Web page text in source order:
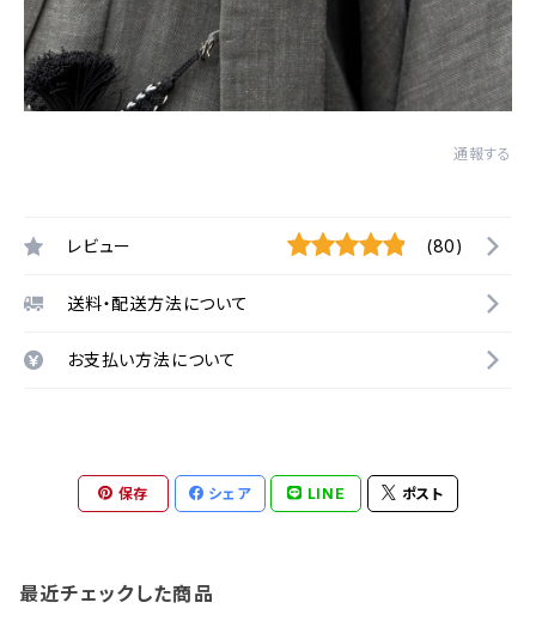
通報する
レビュー (80)
送料・配送方法について
お支払い方法について
保存 シェア LINE ポスト
最近チェックした商品